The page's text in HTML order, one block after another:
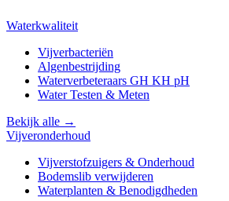
Waterkwaliteit
Vijverbacteriën
Algenbestrijding
Waterverbeteraars GH KH pH
Water Testen & Meten
Bekijk alle →
Vijveronderhoud
Vijverstofzuigers & Onderhoud
Bodemslib verwijderen
Waterplanten & Benodigdheden